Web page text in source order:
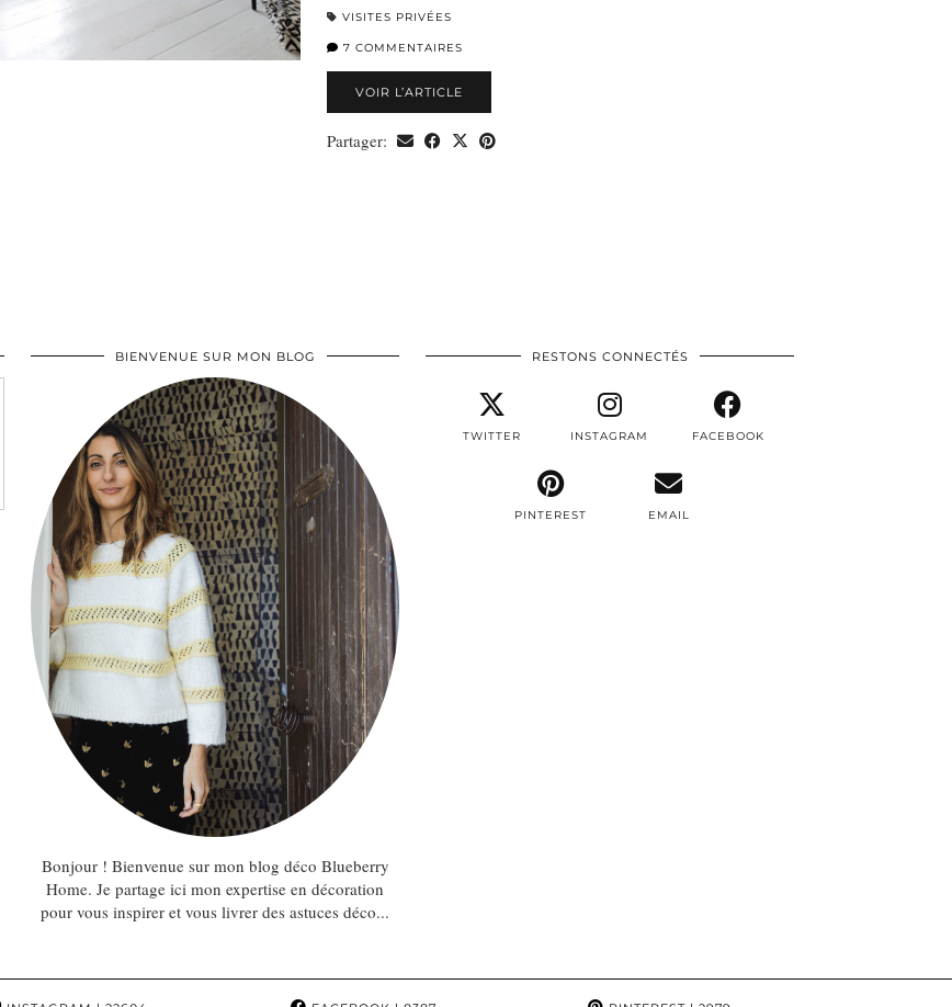
VISITES PRIVÉES
7 COMMENTAIRES
VOIR L’ARTICLE
Partager:
BIENVENUE SUR MON BLOG
Bonjour ! Bienvenue sur mon blog déco Blueberry
Home. Je partage ici mon expertise en décoration
pour vous inspirer et vous livrer des astuces déco...
RESTONS CONNECTÉS
TWITTER INSTAGRAM FACEBOOK
PINTEREST EMAIL